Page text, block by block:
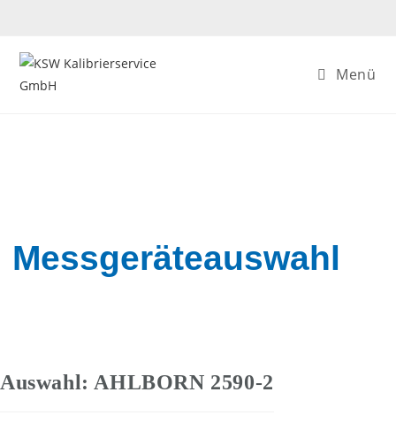
springen
Menü
Messgeräteauswahl
Auswahl: AHLBORN 2590-2